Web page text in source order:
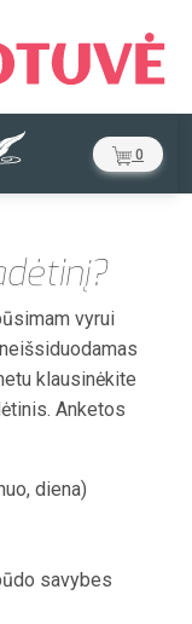
0
vyrui
klausinėkite
Anketos
diena)
savybes